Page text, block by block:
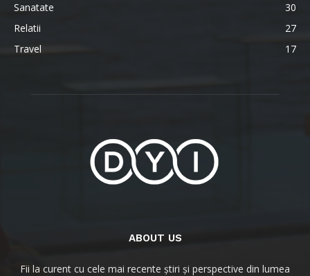
Sanatate
30
Relatii
27
Travel
17
ABOUT US
Fii la curent cu cele mai recente știri și perspective din lumea